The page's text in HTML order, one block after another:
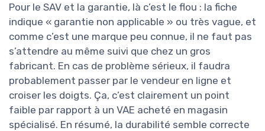
Pour le SAV et la garantie, là c’est le flou : la fiche
indique « garantie non applicable » ou très vague, et
comme c’est une marque peu connue, il ne faut pas
s’attendre au même suivi que chez un gros
fabricant. En cas de problème sérieux, il faudra
probablement passer par le vendeur en ligne et
croiser les doigts. Ça, c’est clairement un point
faible par rapport à un VAE acheté en magasin
spécialisé. En résumé, la durabilité semble correcte